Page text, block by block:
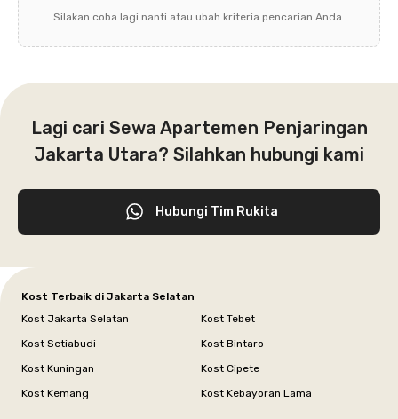
Silakan coba lagi nanti atau ubah kriteria pencarian Anda.
Lagi cari Sewa Apartemen Penjaringan
Jakarta Utara? Silahkan hubungi kami
Hubungi Tim Rukita
Kost Terbaik di Jakarta Selatan
Kost Jakarta Selatan
Kost Tebet
Kost Setiabudi
Kost Bintaro
Kost Kuningan
Kost Cipete
Kost Kemang
Kost Kebayoran Lama